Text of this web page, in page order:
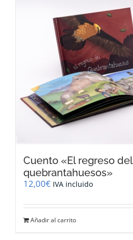
Cuento «El regreso del
quebrantahuesos»
12,00€ IVA incluido
Añadir al carrito